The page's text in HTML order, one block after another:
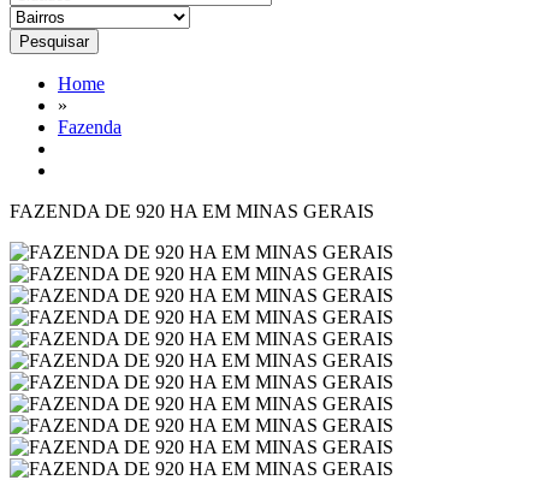
Home
»
Fazenda
FAZENDA DE 920 HA EM MINAS GERAIS